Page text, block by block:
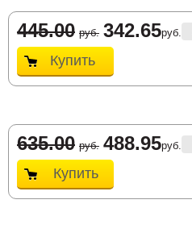
445.00 руб. 342.65руб.
Купить
635.00 руб. 488.95руб.
Купить